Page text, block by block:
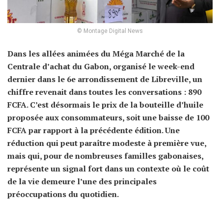
© Montage Digital News
Dans les allées animées du Méga Marché de la
Centrale d’achat du Gabon, organisé le week-end
dernier dans le 6e arrondissement de Libreville, un
chiffre revenait dans toutes les conversations : 890
FCFA. C’est désormais le prix de la bouteille d’huile
proposée aux consommateurs, soit une baisse de 100
FCFA par rapport à la précédente édition. Une
réduction qui peut paraître modeste à première vue,
mais qui, pour de nombreuses familles gabonaises,
représente un signal fort dans un contexte où le coût
de la vie demeure l’une des principales
préoccupations du quotidien.